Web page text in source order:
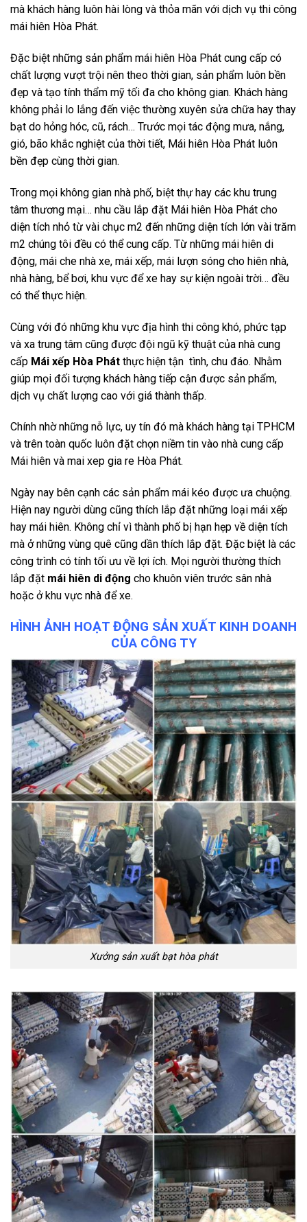
mà khách hàng luôn hài lòng và thỏa mãn với dịch vụ thi công
mái hiên Hòa Phát.
Đặc biệt những sản phẩm mái hiên Hòa Phát cung cấp có
chất lượng vượt trội nên theo thời gian, sản phẩm luôn bền
đẹp và tạo tính thẩm mỹ tối đa cho không gian. Khách hàng
không phải lo lắng đến việc thường xuyên sửa chữa hay thay
bạt do hỏng hóc, cũ, rách… Trước mọi tác động mưa, nắng,
gió, bão khắc nghiệt của thời tiết, Mái hiên Hòa Phát luôn
bền đẹp cùng thời gian.
Trong mọi không gian nhà phố, biệt thự hay các khu trung
tâm thương mại… nhu cầu lắp đặt Mái hiên Hòa Phát cho
diện tích nhỏ từ vài chục m2 đến những diện tích lớn vài trăm
m2 chúng tôi đều có thể cung cấp. Từ những mái hiên di
động, mái che nhà xe, mái xếp, mái lượn sóng cho hiên nhà,
nhà hàng, bể bơi, khu vực để xe hay sự kiện ngoài trời… đều
có thể thực hiện.
Cùng với đó những khu vực địa hình thi công khó, phức tạp
và xa trung tâm cũng được đội ngũ kỹ thuật của nhà cung
cấp Mái xếp Hòa Phát thực hiện tận tình, chu đáo. Nhằm
giúp mọi đối tượng khách hàng tiếp cận được sản phẩm,
dịch vụ chất lượng cao với giá thành thấp.
Chính nhờ những nỗ lực, uy tín đó mà khách hàng tại TPHCM
và trên toàn quốc luôn đặt chọn niềm tin vào nhà cung cấp
Mái hiên và mai xep gia re Hòa Phát.
Ngày nay bên cạnh các sản phẩm mái kéo được ưa chuộng.
Hiện nay người dùng cũng thích lắp đặt những loại mái xếp
hay mái hiên. Không chỉ vì thành phố bị hạn hẹp về diện tích
mà ở những vùng quê cũng dần thích lắp đặt. Đặc biệt là các
công trình có tính tối ưu về lợi ích. Mọi người thường thích
lắp đặt mái hiên di động cho khuôn viên trước sân nhà
hoặc ở khu vực nhà để xe.
HÌNH ẢNH HOẠT ĐỘNG SẢN XUẤT KINH DOANH
CỦA CÔNG TY
Xưởng sản xuất bạt hòa phát